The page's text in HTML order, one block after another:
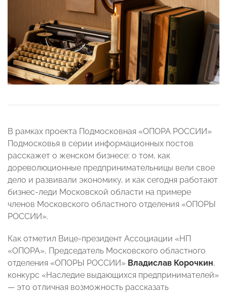
В рамках проекта Подмосковная «ОПОРА РОССИИ»
Подмосковья в серии информационных постов
расскажет о женском бизнесе: о том, как
дореволюционные предпринимательницы вели свое
дело и развивали экономику, и как сегодня работают
бизнес-леди Московской области на примере
членов Московского областного отделения «ОПОРЫ
РОССИИ».
Как отметил Вице-президент Ассоциации «НП
«ОПОРА», Председатель Московского областного
отделения «ОПОРЫ РОССИИ» Владислав Корочкин,
конкурс «Наследие выдающихся предпринимателей»
— это отличная возможность рассказать